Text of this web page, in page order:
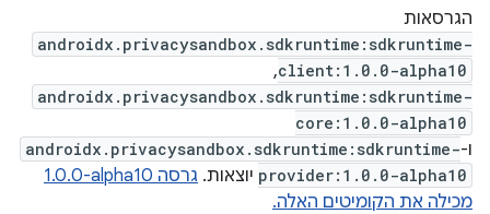
הגרסאות
androidx.privacysandbox.sdkruntime:sdkruntime-
client:1.0.0-alpha10
,
androidx.privacysandbox.sdkruntime:sdkruntime-
core:1.0.0-alpha10
ו-androidx.privacysandbox.sdkruntime:sdkruntime-
provider:1.0.0-alpha10 יוצאות.
גרסה ‎1.0.0-alpha10
מכילה את הקומיטים האלה.